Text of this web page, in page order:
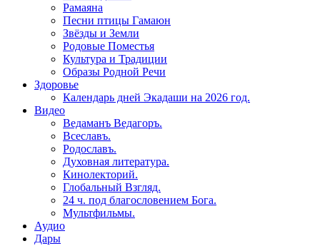
Рамаяна
Песни птицы Гамаюн
Звёзды и Земли
Родовые Поместья
Культура и Традиции
Образы Родной Речи
Здоровье
Календарь дней Экадаши на 2026 год.
Видео
Ведаманъ Ведагоръ.
Всеславъ.
Родославъ.
Духовная литература.
Кинолекторий.
Глобальный Взгляд.
24 ч. под благословением Бога.
Мультфильмы.
Аудио
Дары